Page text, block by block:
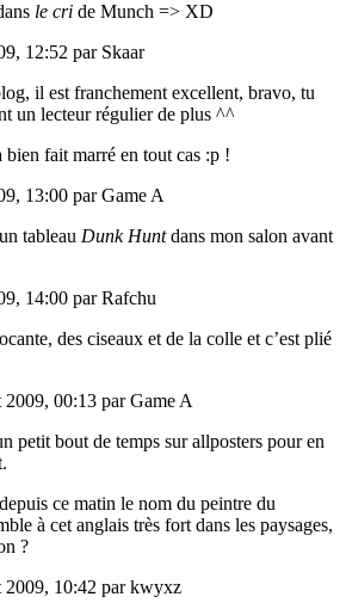
le cri de Munch => XD
12:52 par Skaar
il est franchement excellent, bravo, tu
un lecteur régulier de plus ^^
bien fait marré en tout cas :p !
13:00 par Game A
tableau Dunk Huntdans mon salon avant
14:00 par Rafchu
des ciseaux et de la colle et c’est plié
00:13 par Game A
petit bout de temps sur allposters pour en
ce matin le nom du peintre du
à cet anglais très fort dans les paysages,
?
10:42 par kwyxz